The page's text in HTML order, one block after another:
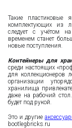
Такие пластиковые
комплектующих из
следует с учётом на
временем станет
новые поступления.
Контейнеры для
среди настоящих
для коллекционеров
организации
хранилища
даже на рабочий
будет под рукой.
Это и другие
bootlegbricks.ru